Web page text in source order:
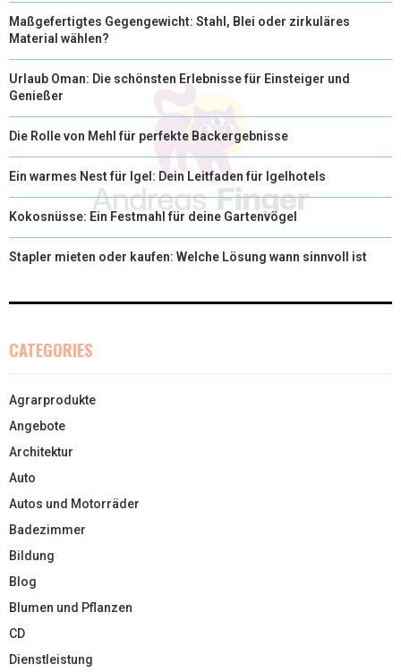
Maßgefertigtes Gegengewicht: Stahl, Blei oder zirkuläres
Material wählen?
Urlaub Oman: Die schönsten Erlebnisse für Einsteiger und
Genießer
Die Rolle von Mehl für perfekte Backergebnisse
Ein warmes Nest für Igel: Dein Leitfaden für Igelhotels
Kokosnüsse: Ein Festmahl für deine Gartenvögel
Stapler mieten oder kaufen: Welche Lösung wann sinnvoll ist
CATEGORIES
Agrarprodukte
Angebote
Architektur
Auto
Autos und Motorräder
Badezimmer
Bildung
Blog
Blumen und Pflanzen
CD
Dienstleistung